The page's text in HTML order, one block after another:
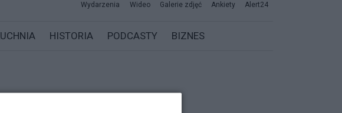
Wydarzenia Wideo Galerie zdjęć Ankiety Alert24
HISTORIA PODCASTY BIZNES